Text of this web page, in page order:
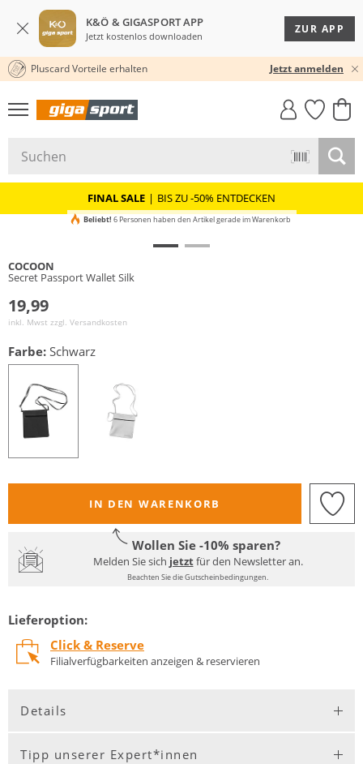
K&Ö & GIGASPORT APP
Jetzt kostenlos downloaden
ZUR APP
30 TAGE RÜCKGABERECHT
Pluscard Vorteile erhalten Jetzt anmelden
GIGASTYLE
FAHRRAD­
MUST-HAVE
FINAL SALE | BIS ZU -50% ENTDECKEN
Beliebt! 6 Personen haben den Artikel gerade im Warenkorb
COCOON
Secret Passport Wallet Silk
19,99
inkl. Mwst zzgl. Versandkosten
Farbe: Schwarz
IN DEN WARENKORB
Wollen Sie -10% sparen?
Melden Sie sich jetztfür den Newsletter an.
Beachten Sie die Gutscheinbedingungen.
Lieferoption:
Click & Reserve
Filialverfügbarkeiten anzeigen & reservieren
Details
Tipp unserer Expert*innen